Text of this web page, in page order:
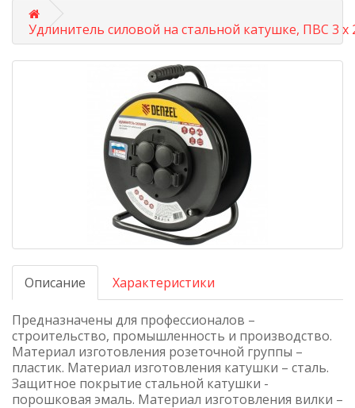
Удлинитель силовой на стальной катушке, ПВС 3
Описание Характеристики
Предназначены для профессионалов –
строительство, промышленность и производство.
Материал изготовления розеточной группы –
пластик. Материал изготовления катушки – сталь.
Защитное покрытие стальной катушки -
порошковая эмаль. Материал изготовления вилки –